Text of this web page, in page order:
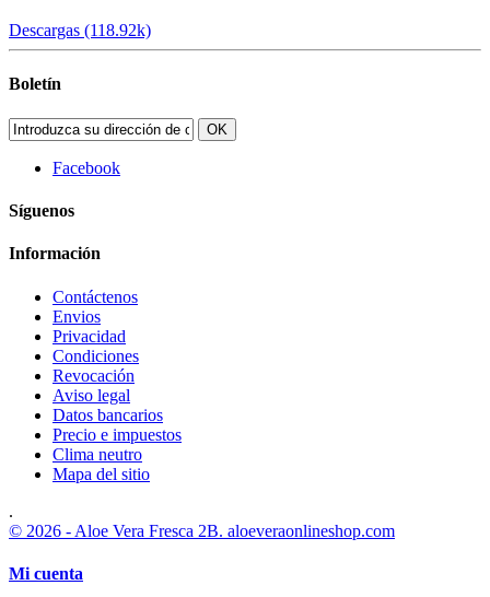
Descargas (118.92k)
Boletín
OK
Facebook
Síguenos
Información
Contáctenos
Envios
Privacidad
Condiciones
Revocación
Aviso legal
Datos bancarios
Precio e impuestos
Clima neutro
Mapa del sitio
.
© 2026 - Aloe Vera Fresca 2B. aloeveraonlineshop.com
Mi cuenta